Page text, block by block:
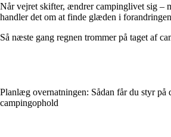
Når vejret skifter, ændrer campinglivet sig –
handler det om at finde glæden i
Så næste gang regnen trommer på taget af
Planlæg overnatningen: Sådan får du styr på
campingophold